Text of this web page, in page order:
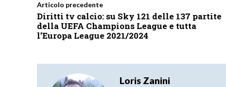
Articolo precedente
Diritti tv calcio: su Sky 121 delle 137 partite
della UEFA Champions League e tutta
l’Europa League 2021/2024
Loris Zanini